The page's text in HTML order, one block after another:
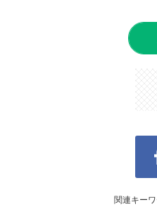
関連キーワ